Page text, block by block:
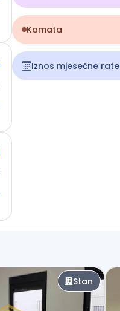
Kamata
Iznos mjesečne rate
Stan